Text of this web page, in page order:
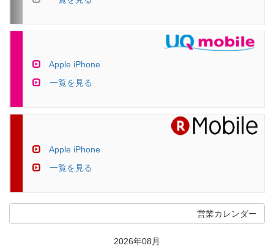
Apple iPhone
一覧を見る
Apple iPhone
一覧を見る
営業カレンダー
2026年08月